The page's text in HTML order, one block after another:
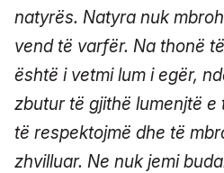
natyrës. Natyra nuk
vend të varfër. Na thonë
është i vetmi lum i egër,
zbutur të gjithë lumenjtë e
të respektojmë dhe të
zhvilluar. Ne nuk jemi